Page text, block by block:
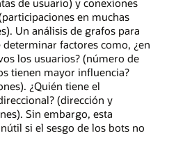
en muchas
Un análisis de grafos para
factores como, ¿en
los usuarios? (número de
tienen mayor influencia?
¿Quién tiene el
(dirección y
Sin embargo, esta
si el sesgo de los bots no